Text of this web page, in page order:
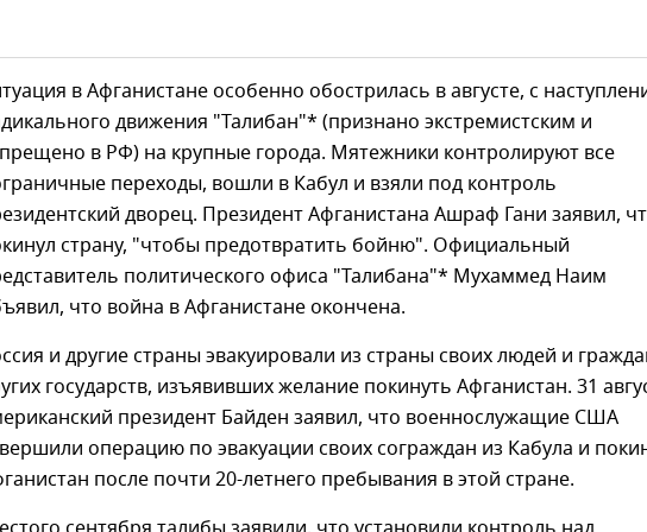
в Афганистане особенно обострилась в августе, с
движения "Талибан"* (признано экстремистским и
в РФ) на крупные города. Мятежники контролируют все
переходы, вошли в Кабул и взяли под контроль
дворец. Президент Афганистана Ашраф Гани заявил,
страну, "чтобы предотвратить бойню". Официальный
политического офиса "Талибана"* Мухаммед Наим
что война в Афганистане окончена.
и другие страны эвакуировали из страны своих людей и
государств, изъявивших желание покинуть Афганистан. 31
президент Байден заявил, что военнослужащие США
операцию по эвакуации своих сограждан из Кабула и
после почти 20-летнего пребывания в этой стране.